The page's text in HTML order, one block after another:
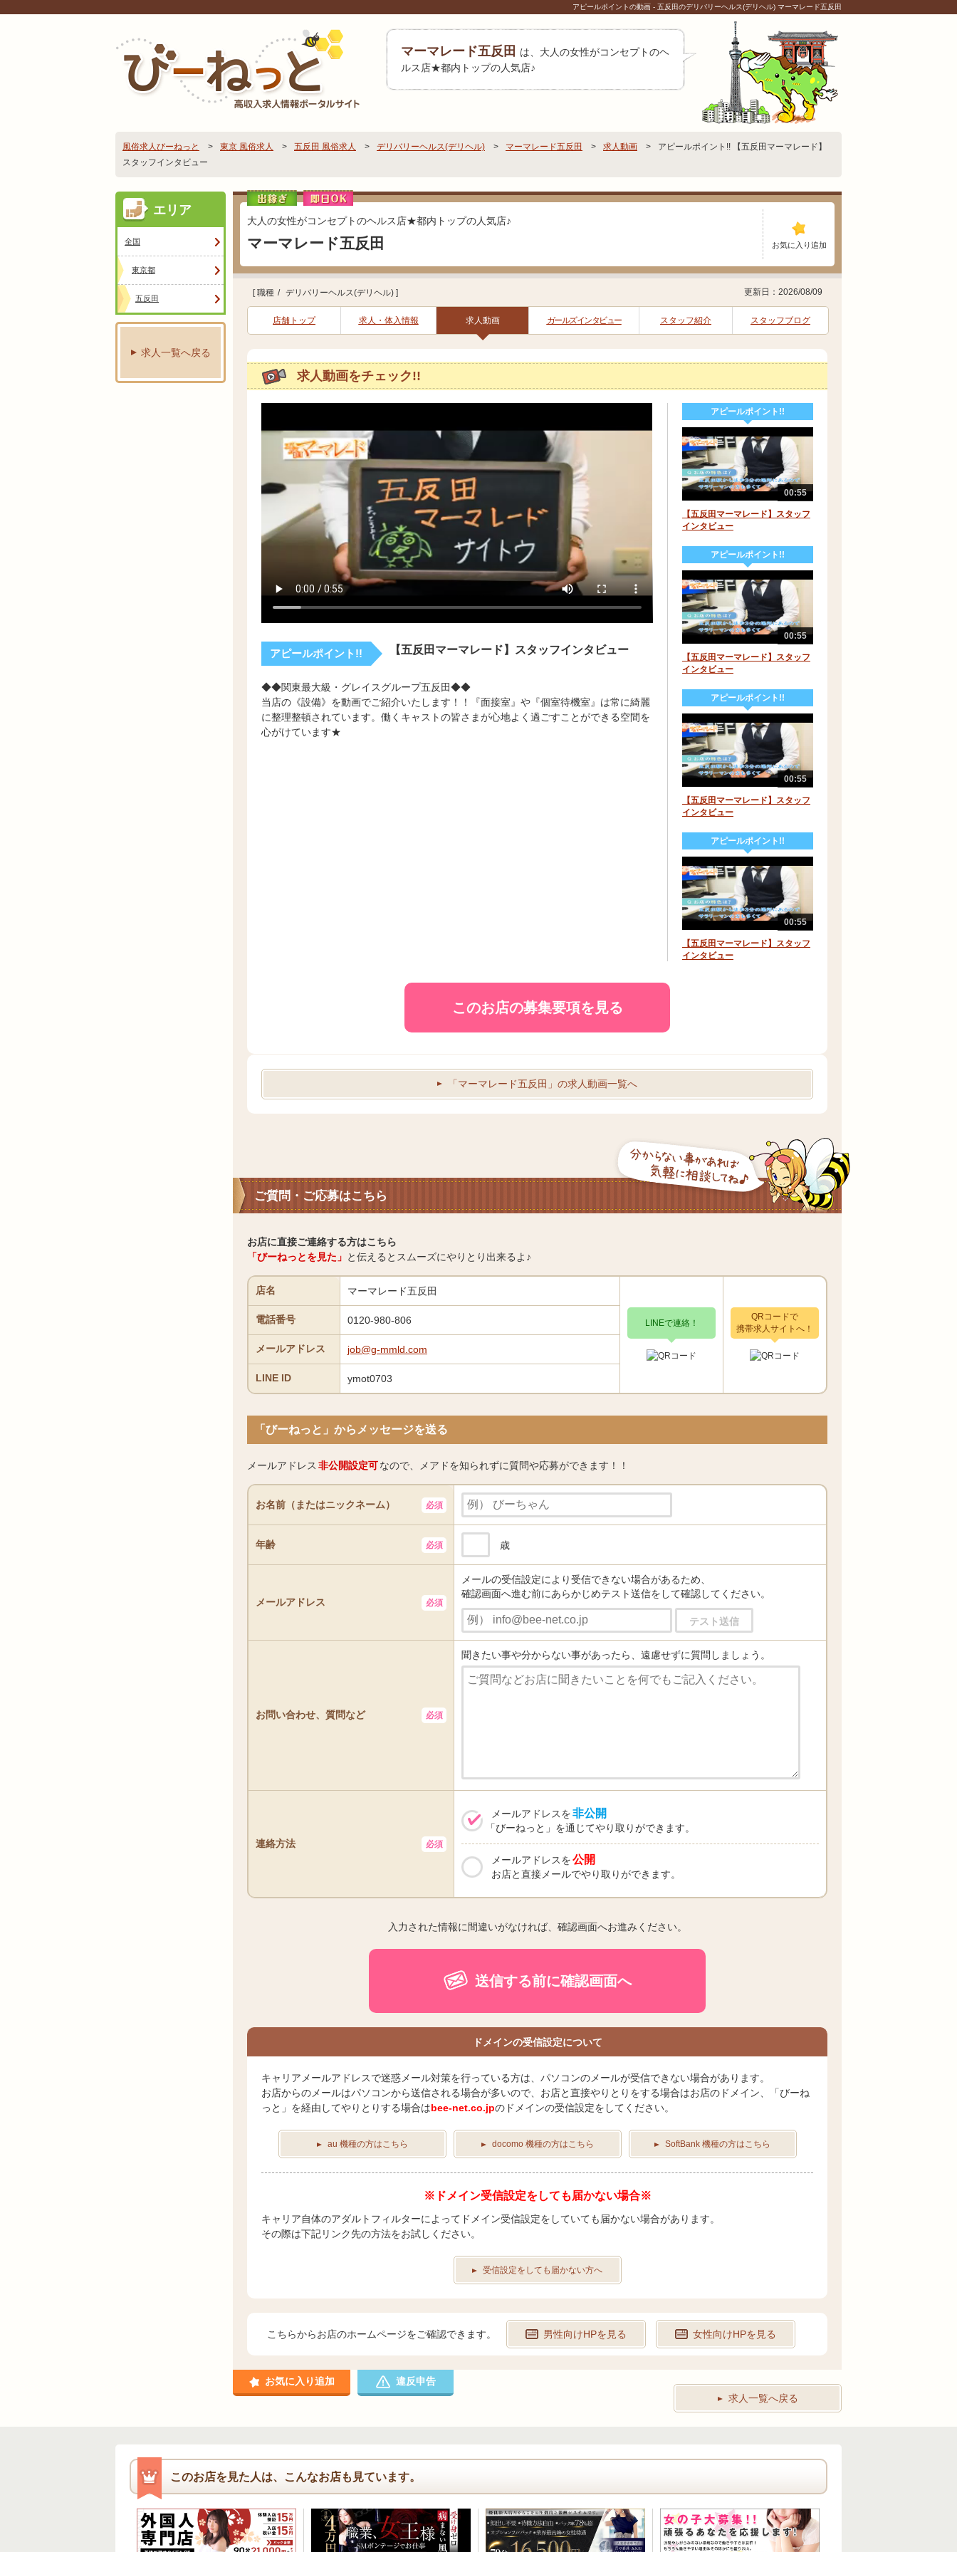
アピールポイントの動画 - 五反田のデリバリーヘルス(デリヘル) マーマレード五反田
マーマレード五反田
は、大人の女性がコンセプトのヘ
ルス店★都内トップの人気店♪
風俗求人びーねっと 東京 風俗求人 五反田 風俗求人 デリバリーヘルス(デリヘル) マーマレード五反田 求人動画
アピールポイント!! 【五反田マーマレード】
スタッフインタビュー
エリア
全国
東京都
五反田
求人一覧へ戻る
大人の女性がコンセプトのヘルス店★都内トップの人気店♪
マーマレード五反田 お気に入り追加
[ 職種 デリバリーヘルス(デリヘル) ] 更新日：2026/08/09
店舗トップ 求人・体入情報 求人動画 ガールズインタビュー スタッフ紹介 スタッフブログ
求人動画をチェック!!
アピールポイント!! 【五反田マーマレード】スタッフインタビュー
◆◆関東最大級・グレイスグループ五反田◆◆
当店の《設備》を動画でご紹介いたします！！『面接室』や『個室待機室』は常に綺麗
に整理整頓されています。働くキャストの皆さまが心地よく過ごすことができる空間を
心がけています★
アピールポイント!!
00:55
【五反田マーマレード】スタッフ
インタビュー
アピールポイント!!
00:55
【五反田マーマレード】スタッフ
インタビュー
アピールポイント!!
00:55
【五反田マーマレード】スタッフ
インタビュー
アピールポイント!!
00:55
【五反田マーマレード】スタッフ
インタビュー
このお店の募集要項を見る
「マーマレード五反田」の求人動画一覧へ
ご質問・ご応募はこちら
お店に直接ご連絡する方はこちら
「びーねっとを見た」 と伝えるとスムーズにやりとり出来るよ♪
店名 マーマレード五反田
LINEで連絡！
QRコードで
携帯求人サイトへ！
電話番号 0120-980-806
メールアドレス job@g-mmld.com
LINE ID ymot0703
「びーねっと」からメッセージを送る
メールアドレス 非公開設定可なので、メアドを知られずに質問や応募ができます！！
お名前（またはニックネーム）
年齢 歳
メールアドレス
メールの受信設定により受信できない場合があるため、
確認画面へ進む前にあらかじめテスト送信をして確認してください。
テスト送信
お問い合わせ、質問など
聞きたい事や分からない事があったら、遠慮せずに質問しましょう。
連絡方法
メールアドレスを非公開
「びーねっと」を通じてやり取りができます。
メールアドレスを公開
お店と直接メールでやり取りができます。
入力された情報に間違いがなければ、確認画面へお進みください。
送信する前に確認画面へ
ドメインの受信設定について
キャリアメールアドレスで迷惑メール対策を行っている方は、パソコンのメールが受信できない場合があります。
お店からのメールはパソコンから送信される場合が多いので、お店と直接やりとりをする場合はお店のドメイン、「びーね
っと」を経由してやりとりする場合はbee-net.co.jpのドメインの受信設定をしてください。
au 機種の方はこちら docomo 機種の方はこちら SoftBank 機種の方はこちら
※ドメイン受信設定をしても届かない場合※
キャリア自体のアダルトフィルターによってドメイン受信設定をしていても届かない場合があります。
その際は下記リンク先の方法をお試しください。
受信設定をしても届かない方へ
こちらからお店のホームページをご確認できます。 男性向けHPを見る 女性向けHPを見る
お気に入り追加
違反申告
求人一覧へ戻る
このお店を見た人は、こんなお店も見ています。